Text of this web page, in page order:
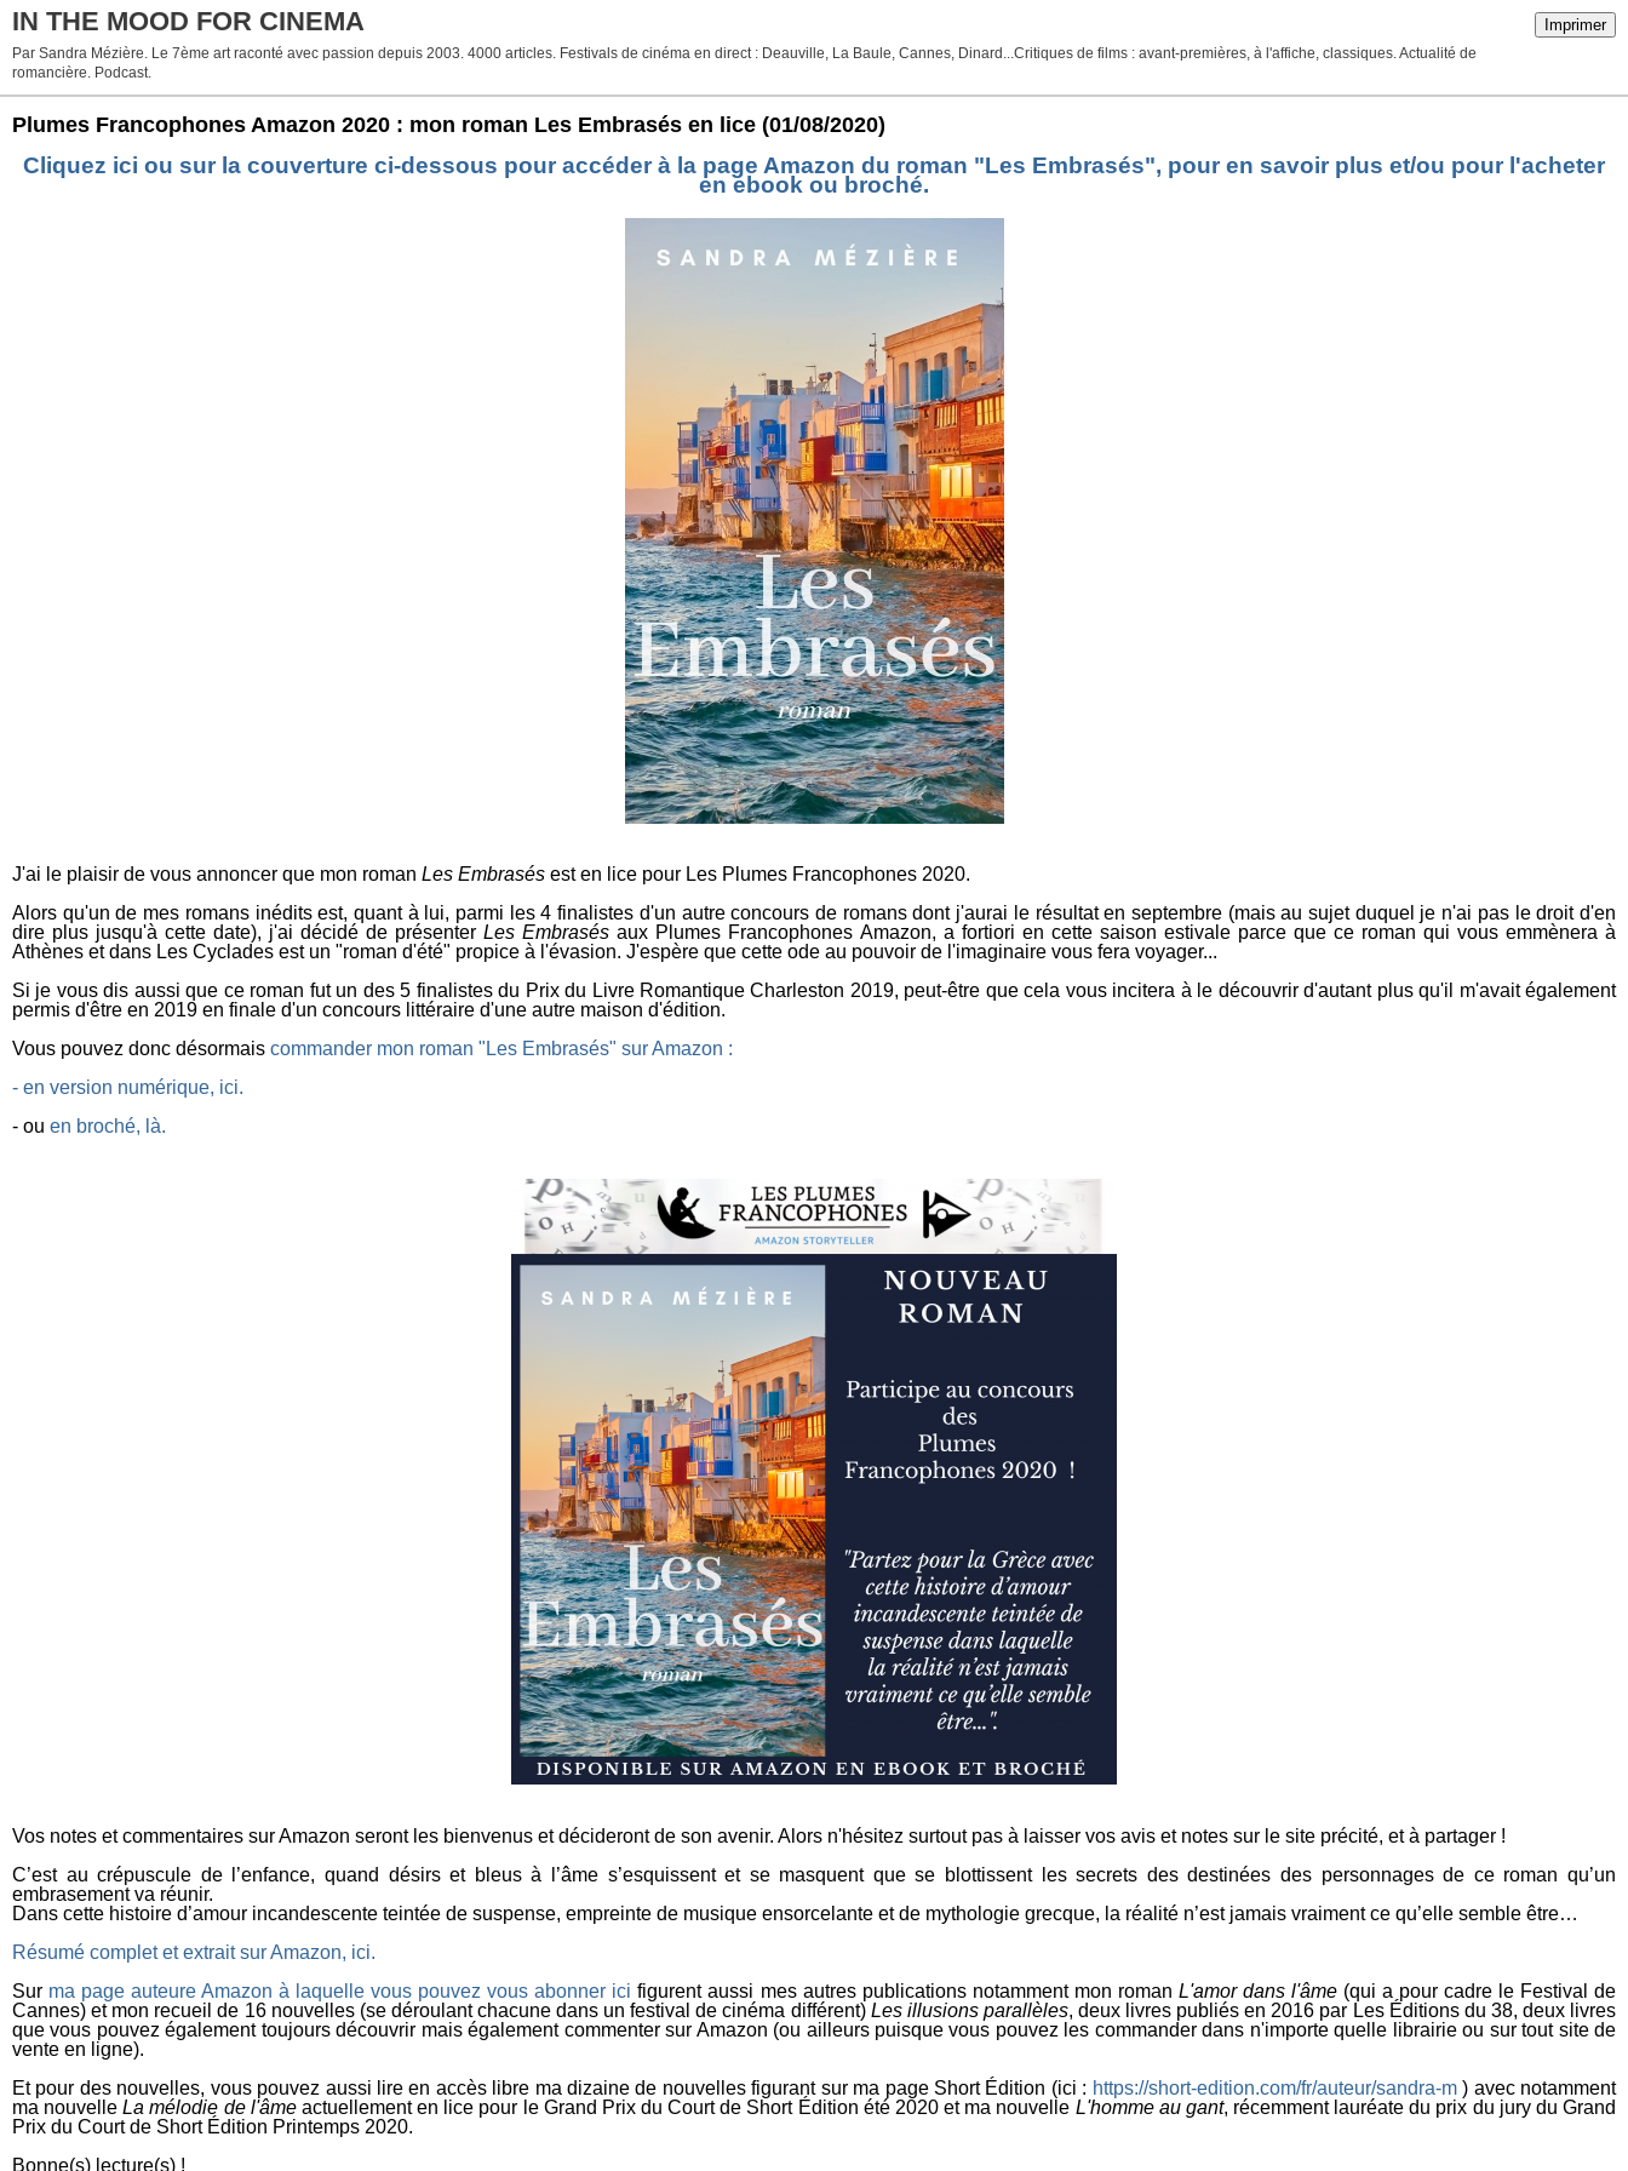
Imprimer
IN THE MOOD FOR CINEMA
Par Sandra Mézière. Le 7ème art raconté avec passion depuis 2003. 4000 articles. Festivals de cinéma en direct : Deauville, La Baule, Cannes, Dinard...Critiques de films : avant-premières, à l'affiche, classiques. Actualité de
romancière. Podcast.
Plumes Francophones Amazon 2020 : mon roman Les Embrasés en lice (01/08/2020)
Cliquez ici ou sur la couverture ci-dessous pour accéder à la page Amazon du roman "Les Embrasés", pour en savoir plus et/ou pour l'acheter
en ebook ou broché.
J'ai le plaisir de vous annoncer que mon roman Les Embrasés est en lice pour Les Plumes Francophones 2020.
Alors qu'un de mes romans inédits est, quant à lui, parmi les 4 finalistes d'un autre concours de romans dont j'aurai le résultat en septembre (mais au sujet duquel je n'ai pas le droit d'en
dire plus jusqu'à cette date), j'ai décidé de présenterLes Embrasés aux Plumes Francophones Amazon, a fortiori en cette saison estivale parce que ce roman qui vous emmènera à
Athènes et dans Les Cyclades est un "roman d'été" propice à l'évasion. J'espère que cette ode au pouvoir de l'imaginaire vous fera voyager...
Si je vous dis aussi que ce roman fut un des 5 finalistes du Prix du Livre Romantique Charleston 2019, peut-être que cela vous incitera à le découvrir d'autant plus qu'il m'avait également
permis d'être en 2019 en finale d'un concours littéraire d'une autre maison d'édition.
Vous pouvez donc désormais commander mon roman "Les Embrasés" sur Amazon :
- en version numérique, ici.
- ou en broché, là.
Vos notes et commentaires sur Amazon seront les bienvenus et décideront de son avenir. Alors n'hésitez surtout pas à laisser vos avis et notes sur le site précité, et à partager !
C’est au crépuscule de l’enfance, quand désirs et bleus à l’âme s’esquissent et se masquent que se blottissent les secrets des destinées des personnages de ce roman qu’un
embrasement va réunir.
Dans cette histoire d’amour incandescente teintée de suspense, empreinte de musique ensorcelante et de mythologie grecque, la réalité n’est jamais vraiment ce qu’elle semble être…
Résumé complet et extrait sur Amazon, ici.
Sur ma page auteure Amazon à laquelle vous pouvez vous abonner ici figurent aussi mes autres publications notamment mon roman L'amor dans l'âme(qui a pour cadre le Festival de
Cannes) et mon recueil de 16 nouvelles (se déroulant chacune dans un festival de cinéma différent) Les illusions parallèles, deux livres publiés en 2016 par Les Éditions du 38, deux livres
que vous pouvez également toujours découvrir mais également commenter sur Amazon (ou ailleurs puisque vous pouvez les commander dans n'importe quelle librairie ou sur tout site de
vente en ligne).
Et pour des nouvelles, vous pouvez aussi lire en accès libre ma dizaine de nouvelles figurant sur ma page Short Édition (ici : https://short-edition.com/fr/auteur/sandra-m) avec notamment
ma nouvelleLa mélodie de l'âmeactuellement en lice pour le Grand Prix du Court de Short Édition été 2020 et ma nouvelle L'homme au gant, récemment lauréate du prix du jury du Grand
Prix du Court de Short Édition Printemps 2020.
Bonne(s) lecture(s) !